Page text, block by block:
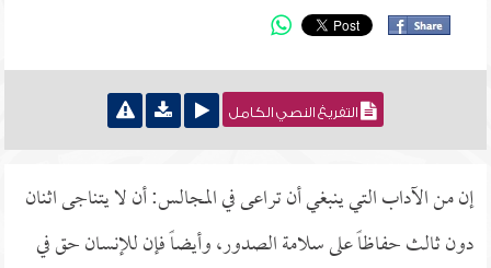
التفريغ النصي الكامل
إن من الآداب التي ينبغي أن تراعى في المجالس: أن لا يتناجى اثنان
دون ثالث حفاظاً على سلامة الصدور، وأيضاً فإن للإنسان حق في